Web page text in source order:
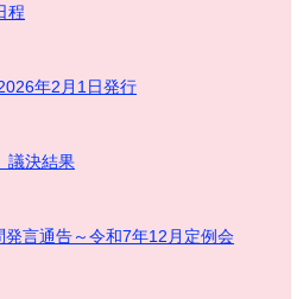
程
年2月1日発行
議決結果
言通告～令和7年12月定例会